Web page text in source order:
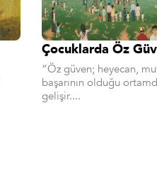
Çocuklarda Öz
“Öz güven; heyecan,
başarının olduğu
gelişir....